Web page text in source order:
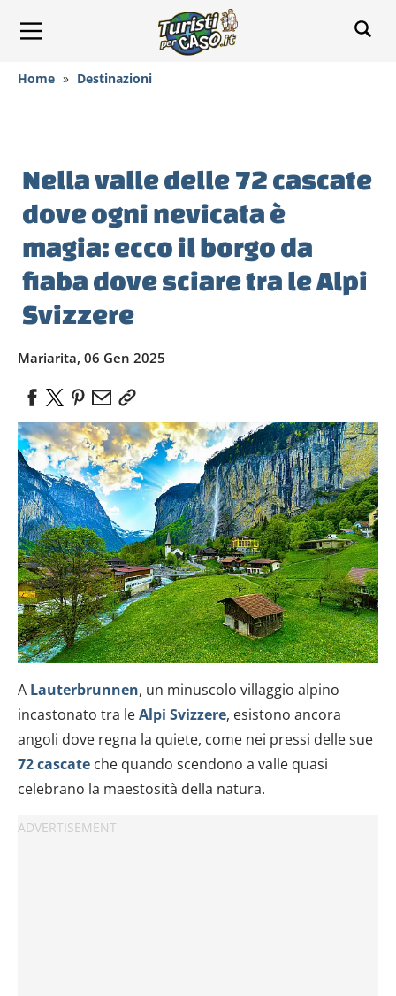
Home » Destinazioni
Nella valle delle 72 cascate
dove ogni nevicata è
magia: ecco il borgo da
fiaba dove sciare tra le Alpi
Svizzere
Mariarita, 06 Gen 2025
A Lauterbrunnen, un minuscolo villaggio alpino
incastonato tra leAlpi Svizzere, esistono ancora
angoli dove regna la quiete, come nei pressi delle sue
72 cascate che quando scendono a valle quasi
celebrano la maestosità della natura.